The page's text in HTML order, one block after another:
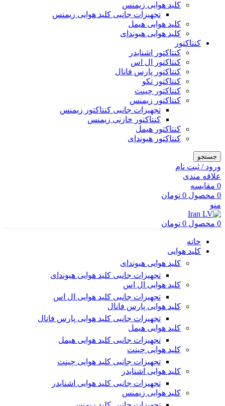
کلید هوایی زیمنس
تجهیزات جانبی کلید هوایی زیمنس
کلید هوایی هیمل
کلید هوایی هیوندای
کنتاکتور
کنتاکتور اشنایدر
کنتاکتور ال اس
کنتاکتور پارس فانال
کنتاکتور تکو
کنتاکتور چینت
کنتاکتور زیمنس
تجهیزات جانبی کنتاکتور زیمنس
کنتاکتور خازنی زیمنس
کنتاکتور هیمل
کنتاکتور هیوندای
جستجو
ورود / ثبت نام
علاقه مندی
0 مقایسه
0 محصول 0 تومان
منو
0 محصول 0 تومان
خانه
کلید هوایی
کلید هوایی هیوندای
تجهیزات جانبی کلید هوایی هیوندای
کلید هوایی ال اس
تجهیزات جانبی کلید هوایی ال اس
کلید هوایی پارس فانال
تجهیزات جانبی کلید هوایی پارس فانال
کلید هوایی هیمل
تجهیزات جانبی کلید هوایی هیمل
کلید هوایی چینت
تجهیزات جانبی کلید هوایی چینت
کلید هوایی اشنایدر
تجهیزات جانبی کلید هوایی اشنایدر
کلید هوایی زیمنس